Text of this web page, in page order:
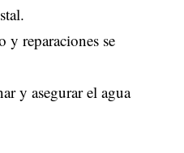
y reparaciones se
y asegurar el agua